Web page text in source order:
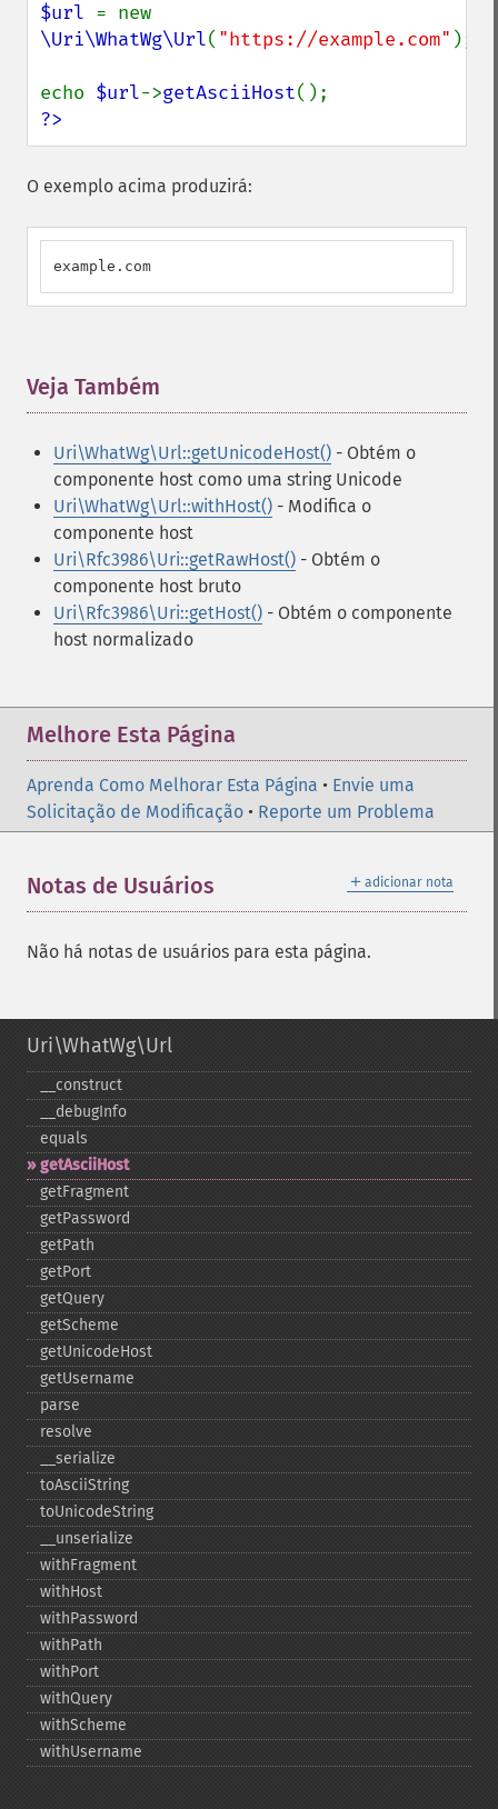
$url
\Uri\WhatWg\Url( "https://example.com" );
echo $url->getAsciiHost
?>
O exemplo acima produzirá:
example.com
Veja Também
Uri\WhatWg\Url::getUnicodeHost() - Obtém o
componente host como uma string Unicode
Uri\WhatWg\Url::withHost() - Modifica o
componente host
Uri\Rfc3986\Uri::getRawHost() - Obtém o
componente host bruto
Uri\Rfc3986\Uri::getHost() - Obtém o componente
host normalizado
Melhore Esta Página
Aprenda Como Melhorar Esta Página • Envie uma
Solicitação de Modificação • Reporte um Problema
＋ adicionar nota
Notas de Usuários
Não há notas de usuários para esta página.
Uri\WhatWg\Url
_​_​construct
_​_​debugInfo
equals
getAsciiHost
getFragment
getPassword
getPath
getPort
getQuery
getScheme
getUnicodeHost
getUsername
parse
resolve
_​_​serialize
toAsciiString
toUnicodeString
_​_​unserialize
withFragment
withHost
withPassword
withPath
withPort
withQuery
withScheme
withUsername